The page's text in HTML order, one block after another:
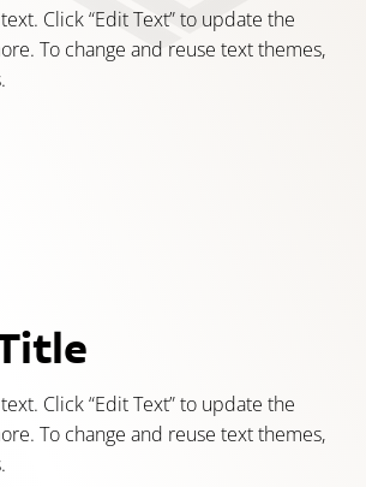
Click “Edit Text” to update the
To change and reuse text themes,
Click “Edit Text” to update the
To change and reuse text themes,